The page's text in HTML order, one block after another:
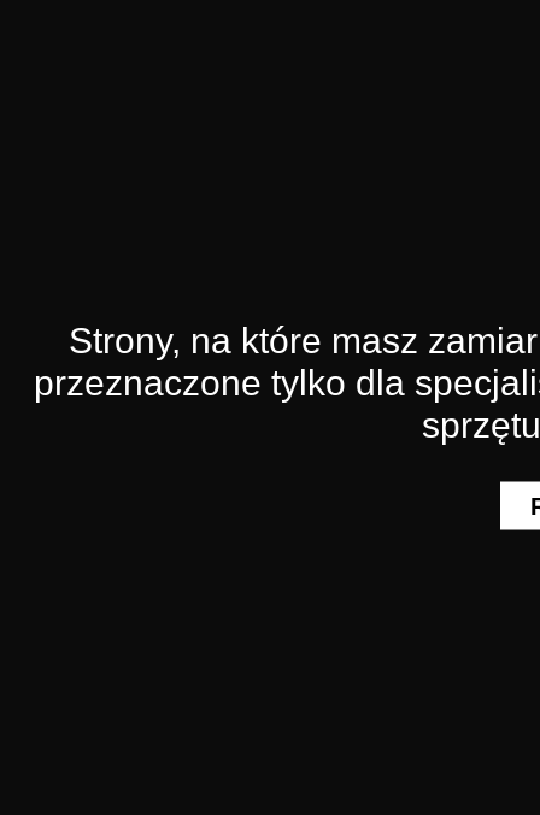
Strony, na które masz
przeznaczone tylko dla